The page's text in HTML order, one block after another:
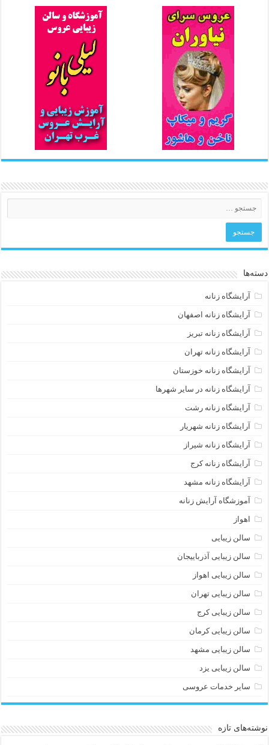
دسته‌ها
آرایشگاه زنانه
آرایشگاه زنانه اصفهان
آرایشگاه زنانه تبریز
آرایشگاه زنانه تهران
آرایشگاه زنانه خوزستان
آرایشگاه زنانه در سایر شهرها
آرایشگاه زنانه رشت
آرایشگاه زنانه شهریار
آرایشگاه زنانه شیراز
آرایشگاه زنانه کرج
آرایشگاه زنانه مشهد
آموزشگاه آرایش زنانه
اهواز
سالن زیبایی
سالن زیبایی آذرباییجان
سالن زیبایی اهواز
سالن زیبایی تهران
سالن زیبایی کرج
سالن زیبایی کرمان
سالن زیبایی مشهد
سالن زیبایی یزد
سایر خدمات عروسی
نوشته‌های تازه